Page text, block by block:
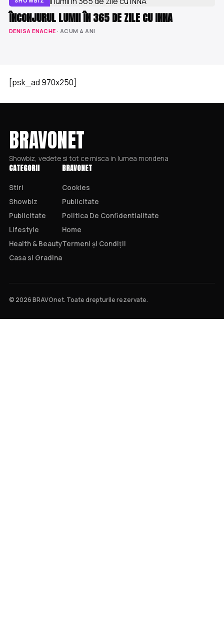
ÎNCONJURUL LUMII ÎN 365 DE ZILE CU INNA
DENISA ENACHE · ACUM 4 ANI
[psk_ad 970x250]
BRAVONET
Showbiz, vedete si tot ce misca in lumea mondena
CATEGORII
Stiri
Showbiz
Publicitate
Lifestyle
Health & Beauty
Casa si Gradina
BRAVONET
Cookies
Publicitate
Politica De Confidentialitate
Home
Termeni și Condiții
© 2026 BRAVOnet. Toate drepturile rezervate.